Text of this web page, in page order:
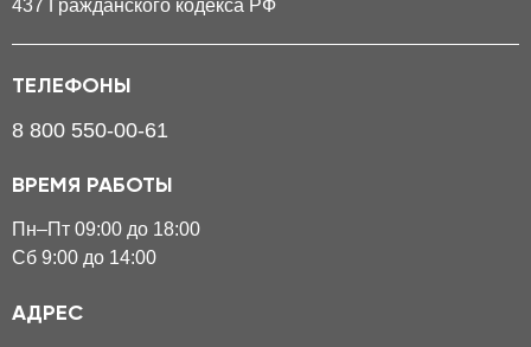
437 Гражданского кодекса РФ
ТЕЛЕФОНЫ
8 800 550-00-61
ВРЕМЯ РАБОТЫ
Пн–Пт 09:00 до 18:00
Сб 9:00 до 14:00
АДРЕС